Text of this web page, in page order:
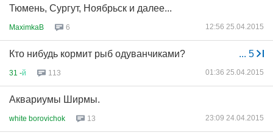
Тюмень, Сургут, Ноябрьск и далее...
MaximkaB 6 12:56 25.04.2015
... 5
Кто нибудь кормит рыб одуванчиками?
31 -й 113 01:36 25.04.2015
Аквариумы Ширмы.
white borovichok 13 23:09 24.04.2015